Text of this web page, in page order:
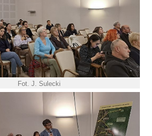
Fot. J. Sulecki